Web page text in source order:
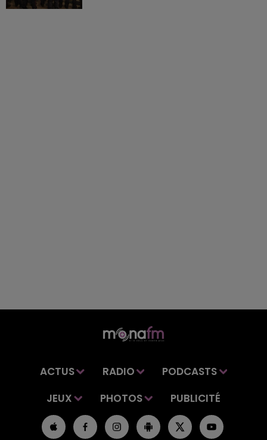
ACTUS RADIO
PODCASTS
JEUX
PHOTOS PUBLICITÉ